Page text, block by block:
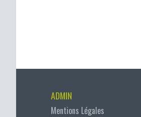
ADMIN
Mentions Légales